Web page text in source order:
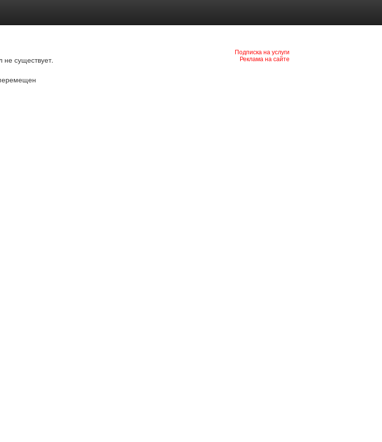
Подписка на услуги
Реклама на сайте
существует.